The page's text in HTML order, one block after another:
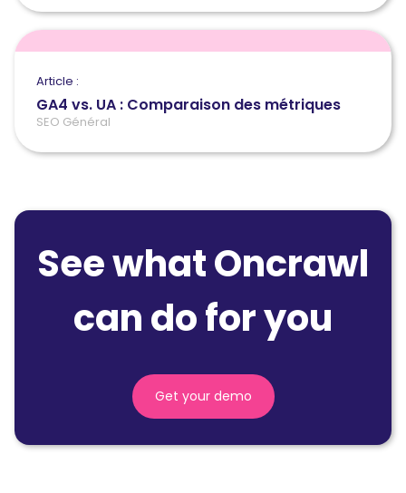
Article :
GA4 vs. UA : Comparaison des métriques
SEO Général
See what Oncrawl
can do for you
Get your demo